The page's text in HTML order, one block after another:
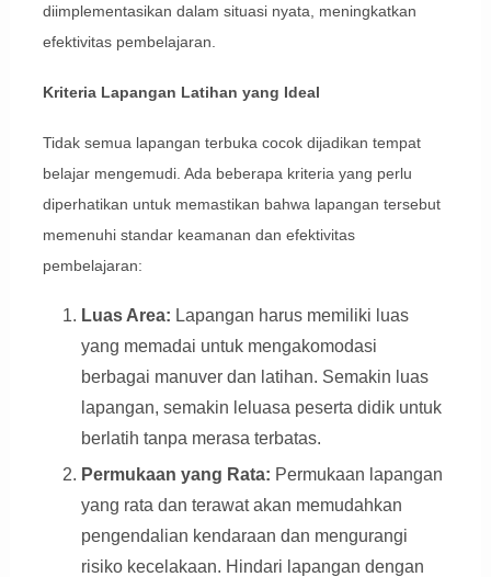
diimplementasikan dalam situasi nyata, meningkatkan
efektivitas pembelajaran.
Kriteria Lapangan Latihan yang Ideal
Tidak semua lapangan terbuka cocok dijadikan tempat
belajar mengemudi. Ada beberapa kriteria yang perlu
diperhatikan untuk memastikan bahwa lapangan tersebut
memenuhi standar keamanan dan efektivitas
pembelajaran:
Luas Area: Lapangan harus memiliki luas
yang memadai untuk mengakomodasi
berbagai manuver dan latihan. Semakin luas
lapangan, semakin leluasa peserta didik untuk
berlatih tanpa merasa terbatas.
Permukaan yang Rata: Permukaan lapangan
yang rata dan terawat akan memudahkan
pengendalian kendaraan dan mengurangi
risiko kecelakaan. Hindari lapangan dengan